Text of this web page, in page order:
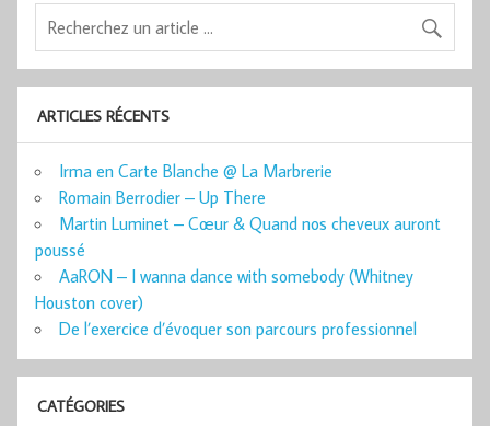
ARTICLES RÉCENTS
Irma en Carte Blanche @ La Marbrerie
Romain Berrodier – Up There
Martin Luminet – Cœur & Quand nos cheveux auront
poussé
AaRON – I wanna dance with somebody (Whitney
Houston cover)
De l’exercice d’évoquer son parcours professionnel
CATÉGORIES